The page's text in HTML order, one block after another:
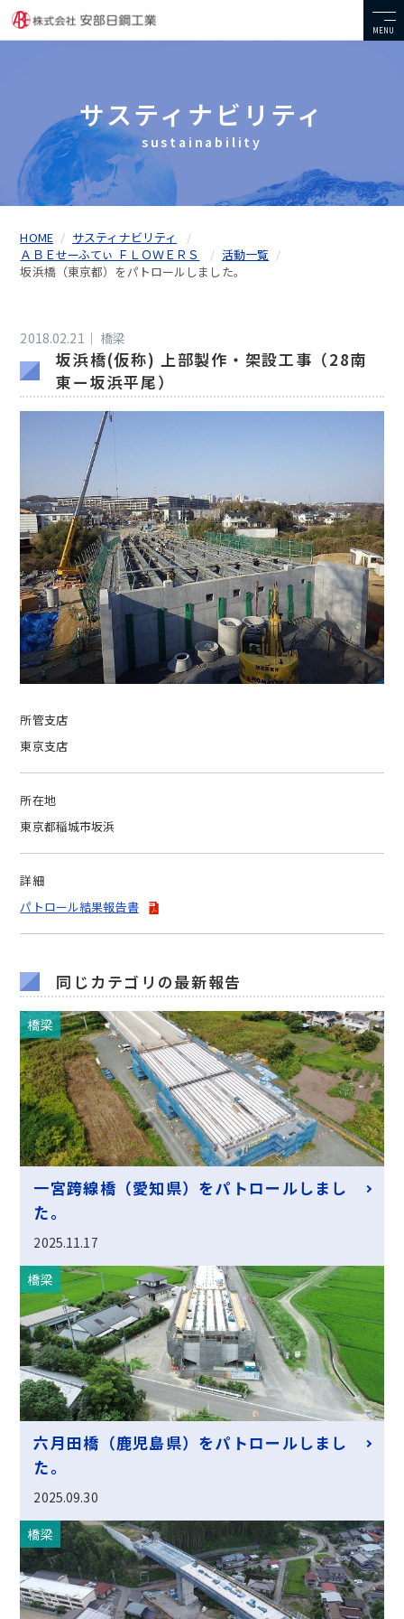
MENU
サスティナビリティ
sustainability
HOME
サスティナビリティ
ＡＢＥせーふてぃ ＦＬＯＷＥＲＳ
活動一覧
坂浜橋（東京都）をパトロールしました。
2018.02.21｜ 橋梁
坂浜橋(仮称) 上部製作・架設工事（28南
東ー坂浜平尾）
所管支店
東京支店
所在地
東京都稲城市坂浜
詳細
パトロール結果報告書
同じカテゴリの最新報告
橋梁
一宮跨線橋（愛知県）をパトロールしまし
た。
2025.11.17
橋梁
六月田橋（鹿児島県）をパトロールしまし
た。
2025.09.30
橋梁